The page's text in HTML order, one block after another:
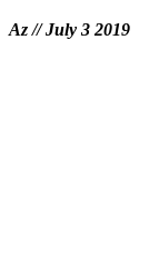
Az // July 3 2019